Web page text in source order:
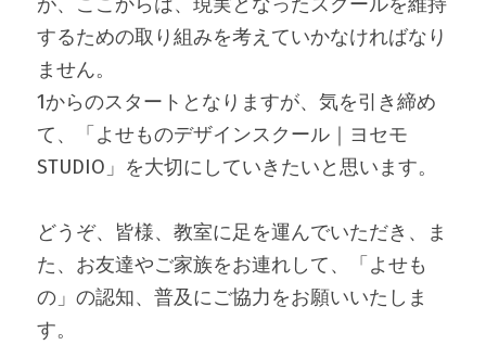
するための取り組みを考えていかなければなり
ません。
1からのスタートとなりますが、気を引き締め
て、「よせものデザインスクール｜ヨセモ
STUDIO」を大切にしていきたいと思います。
どうぞ、皆様、教室に足を運んでいただき、ま
た、お友達やご家族をお連れして、「よせも
の」の認知、普及にご協力をお願いいたしま
す。